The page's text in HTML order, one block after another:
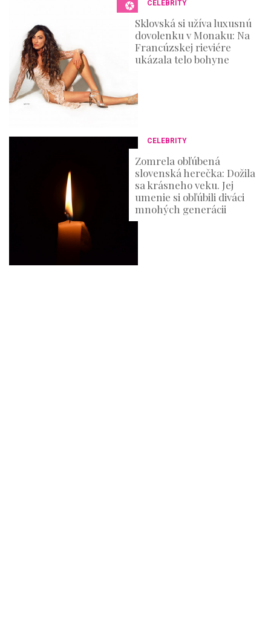
CELEBRITY
Sklovská si užíva luxusnú
dovolenku v Monaku: Na
Francúzskej rieviére
ukázala telo bohyne
CELEBRITY
Zomrela obľúbená
slovenská herečka: Dožila
sa krásneho veku. Jej
umenie si obľúbili diváci
mnohých generácii